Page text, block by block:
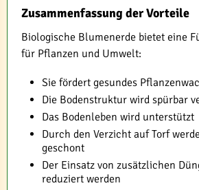
Zusammenfassung der Vorteile
Biologische Blumenerde bietet eine
für Pflanzen und Umwelt:
Sie fördert gesundes
Die Bodenstruktur wird spürbar
Das Bodenleben wird unterstützt
Durch den Verzicht auf Torf
geschont
Der Einsatz von zusätzlichen
reduziert werden